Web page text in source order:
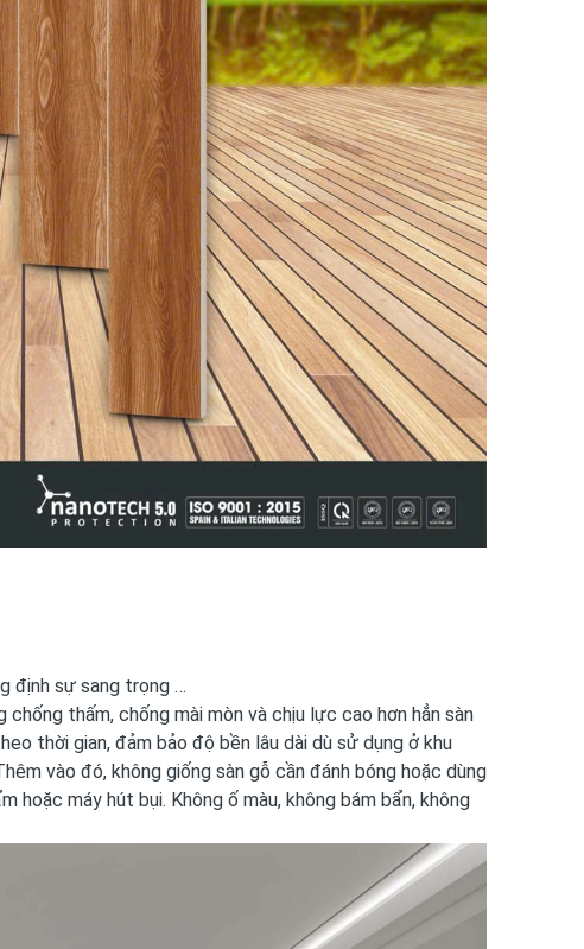
định sự sang trọng …
thấm, chống mài mòn và chịu lực cao hơn hẳn sàn
thời gian, đảm bảo độ bền lâu dài dù sử dụng ở khu
vào đó, không giống sàn gỗ cần đánh bóng hoặc dùng
hoặc máy hút bụi. Không ố màu, không bám bẩn, không